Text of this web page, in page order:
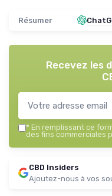
Résumer
Recevez les
* En remplissant ce
des fins commerciales
CBD Insiders
Ajoutez-nous à vos